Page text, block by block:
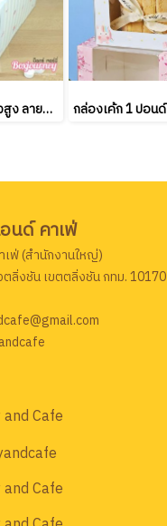
กล่องเค้ก 1 ปอนด์ ทรงสูง ลายมิ้นต์กุหลาบลายทาง (10ชิ้น/แพค)
นด์ คาเฟ่
เฟ่ (สำนักงานใหญ่)
ลิ่งชัน เขตตลิ่งชัน กทม. 10170
Cafe
Cafe